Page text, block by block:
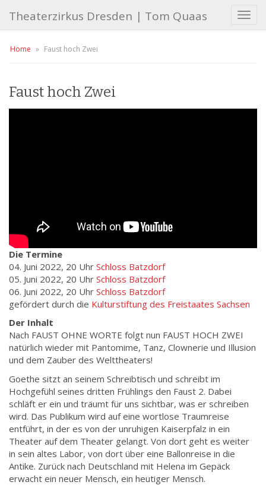
T
o
Theaterzirkus Dresden | Tom Quaas
Home » Faust hoch Zwei
Faust hoch Zwei
Die Termine
04. Juni 2022, 20 Uhr Schloss Batzdorf
05. Juni 2022, 20 Uhr Schloss Batzdorf
06. Juni 2022, 20 Uhr Schloss Batzdorf
gefördert durch die Kulturstiftung des Freistaates Sachsen
Der Inhalt
Nach FAUST OHNE WORTE folgt nun FAUST HOCH ZWEI
natürlich wieder mit Pantomime, Tanz, Clownerie und Illusion
und dem Zauber des Welttheaters!
Goethe sitzt an seinem Schreibtisch und schreibt im
Hochgefühl seines dritten Frühlings den Faust 2. Dabei
schläft er ein und träumt für uns sichtbar, was er schreiben
wird. Das Publikum wird auf eine wortlose Traumreise
entführt, in der es von der unruhigen Kaiserpfalz in ein
Theater auf dem Theater gelangt. Von dort geht es weiter
in sein altes Labor, von dort über eine Ballonreise in die
Antike. Zurück nach Deutschland mit Helena im Gepäck
erwacht ein neuer Mensch, ein heutiger Mensch.